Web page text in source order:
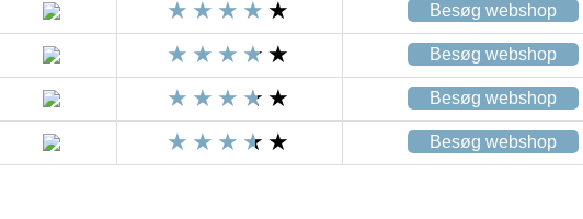
Besøg webshop
Besøg webshop
Besøg webshop
Besøg webshop